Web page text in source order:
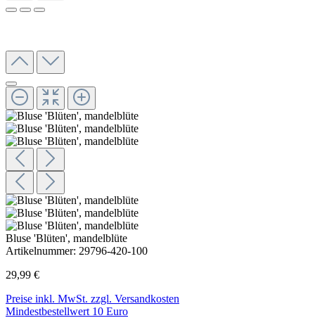
Bluse 'Blüten', mandelblüte
Artikelnummer: 29796-420-100
29,99 €
Preise inkl. MwSt. zzgl. Versandkosten
Mindestbestellwert 10 Euro